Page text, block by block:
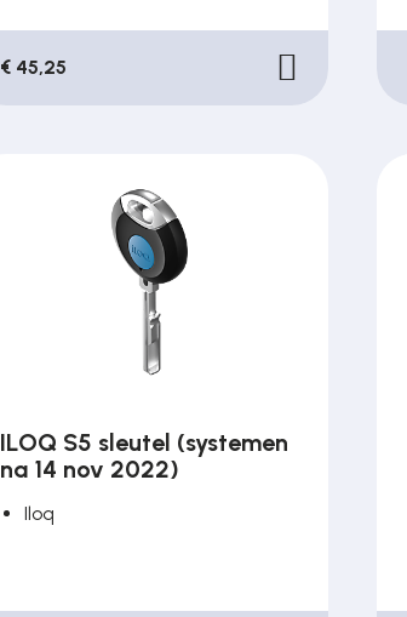
€ 45,25
ILOQ S5 sleutel (systemen
na 14 nov 2022)
Iloq